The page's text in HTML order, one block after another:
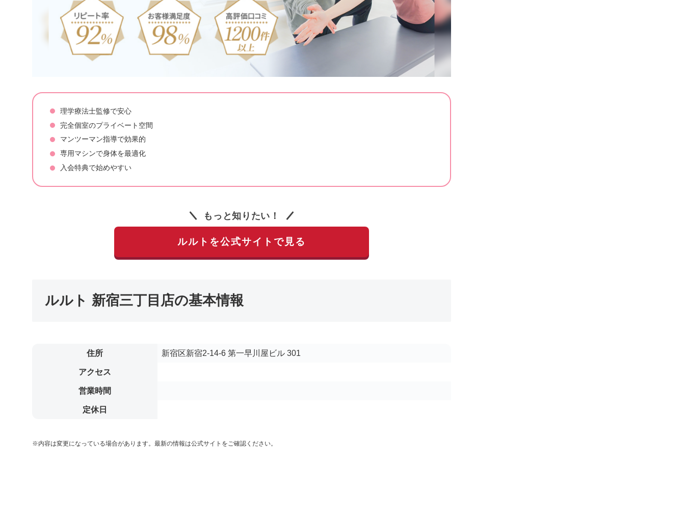
理学療法士監修で安心
完全個室のプライベート空間
マンツーマン指導で効果的
専用マシンで身体を最適化
入会特典で始めやすい
もっと知りたい！
ルルトを公式サイトで見る
ルルト 新宿三丁目店の基本情報
住所 新宿区新宿2-14-6 第一早川屋ビル 301
アクセス
営業時間
定休日
※内容は変更になっている場合があります。最新の情報は公式サイトをご確認ください。